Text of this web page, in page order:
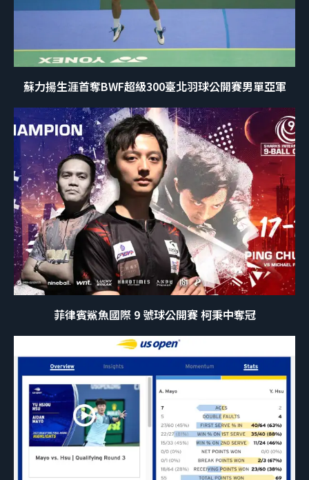
蘇力揚生涯首奪BWF超級300臺北羽球公開賽男單亞軍
菲律賓鯊魚國際 9 號球公開賽 柯秉中奪冠